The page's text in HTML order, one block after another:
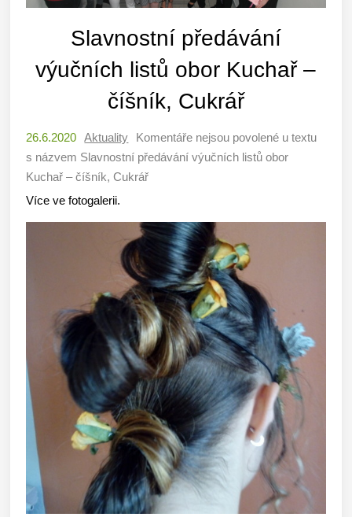
Slavnostní předávání
výučních listů obor Kuchař –
číšník, Cukrář
26.6.2020 Aktuality Komentáře nejsou povolené u textu
s názvem Slavnostní předávání výučních listů obor
Kuchař – číšník, Cukrář
Více ve fotogalerii.